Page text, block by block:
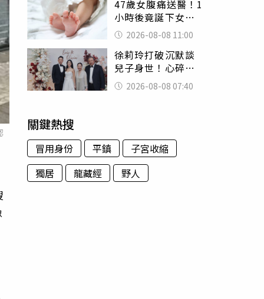
47歲女腹痛送醫！1
小時後竟誕下女
嬰 26歲女兒：以
為只是變胖
2026-08-08 11:00
徐莉玲打破沉默談
兒子身世！心碎揭
徐子翔輕生內幕：
帶給我巨大哀傷
2026-08-08 07:40
關鍵熱搜
冒用身份 平鎮
子宮收縮
獨居
龍藏經 野人